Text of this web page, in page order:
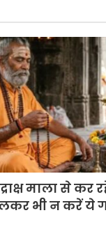
माला से कर
भी न करें ये